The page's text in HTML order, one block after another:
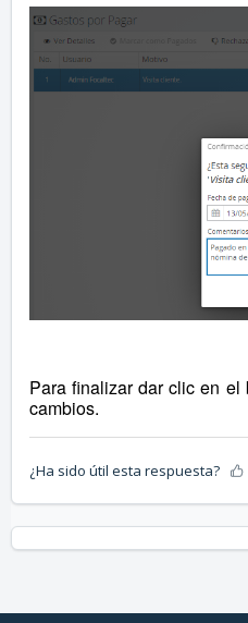
Para finalizar dar clic en el
cambios.
¿Ha sido útil esta respuesta?